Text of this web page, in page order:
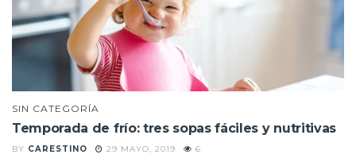
SIN CATEGORÍA
Temporada de frío: tres sopas fáciles y nutritivas
BY CARESTINO 29 MAYO, 2019 6